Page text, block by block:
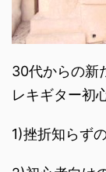
30代からの新
レキギター初
1)挫折知らず